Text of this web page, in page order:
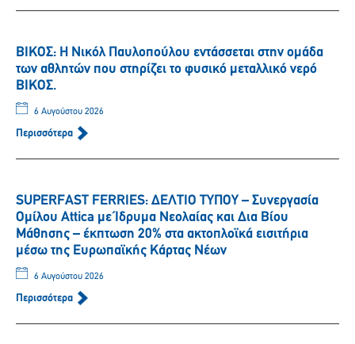
ΒΙΚΟΣ: Η Νικόλ Παυλοπούλου εντάσσεται στην ομάδα
των αθλητών που στηρίζει το φυσικό μεταλλικό νερό
ΒΙΚΟΣ.
6 Αυγούστου 2026
Περισσότερα
SUPERFAST FERRIES: ΔΕΛΤΙΟ ΤΥΠΟΥ – Συνεργασία
Ομίλου Attica με Ίδρυμα Νεολαίας και Δια Βίου
Μάθησης – έκπτωση 20% στα ακτοπλοϊκά εισιτήρια
μέσω της Ευρωπαϊκής Κάρτας Νέων
6 Αυγούστου 2026
Περισσότερα